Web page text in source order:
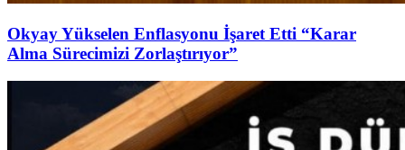
Okyay Yükselen Enflasyonu İşaret Etti “Karar
Alma Sürecimizi Zorlaştırıyor”